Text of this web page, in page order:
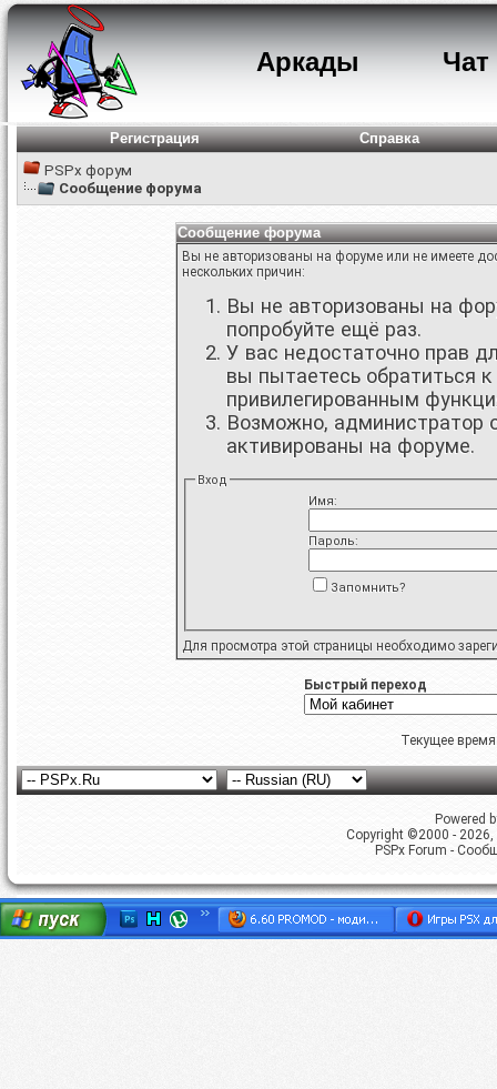
Аркады Чат
Регистрация
Справка
PSPx форум
Сообщение форума
Сообщение форума
Вы не авторизованы на форуме или не имеете
нескольких причин:
Вы не авторизованы на
попробуйте ещё раз.
У вас недостаточно прав
вы пытаетесь обратиться
привилегированным
Возможно, администратор
активированы на форуме.
Вход
Имя:
Пароль:
Запомнить?
Для просмотра этой страницы необходимо
Быстрый переход
Текущее
Powered
Copyright ©2000 -
PSPx Forum -